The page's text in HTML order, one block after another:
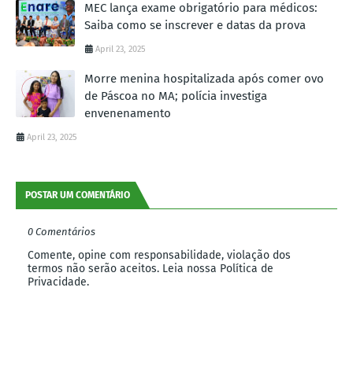
MEC lança exame obrigatório para médicos:
Saiba como se inscrever e datas da prova
April 23, 2025
Morre menina hospitalizada após comer ovo
de Páscoa no MA; polícia investiga
envenenamento
April 23, 2025
POSTAR UM COMENTÁRIO
0 Comentários
Comente, opine com responsabilidade, violação dos
termos não serão aceitos. Leia nossa Política de
Privacidade.